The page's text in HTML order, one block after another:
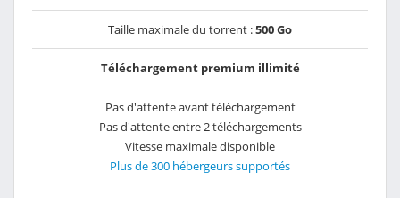
Taille maximale du torrent :500 Go
Téléchargement premium illimité
Pas d'attente avant téléchargement
Pas d'attente entre 2 téléchargements
Vitesse maximale disponible
Plus de 300 hébergeurs supportés